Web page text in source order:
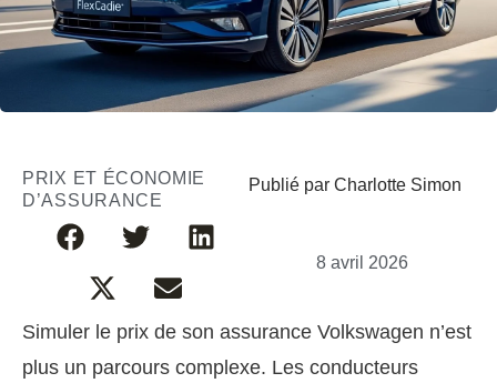
PRIX ET ÉCONOMIE
D’ASSURANCE
Publié par Charlotte Simon
8 avril 2026
Simuler le prix de son assurance Volkswagen n’est
plus un parcours complexe. Les conducteurs